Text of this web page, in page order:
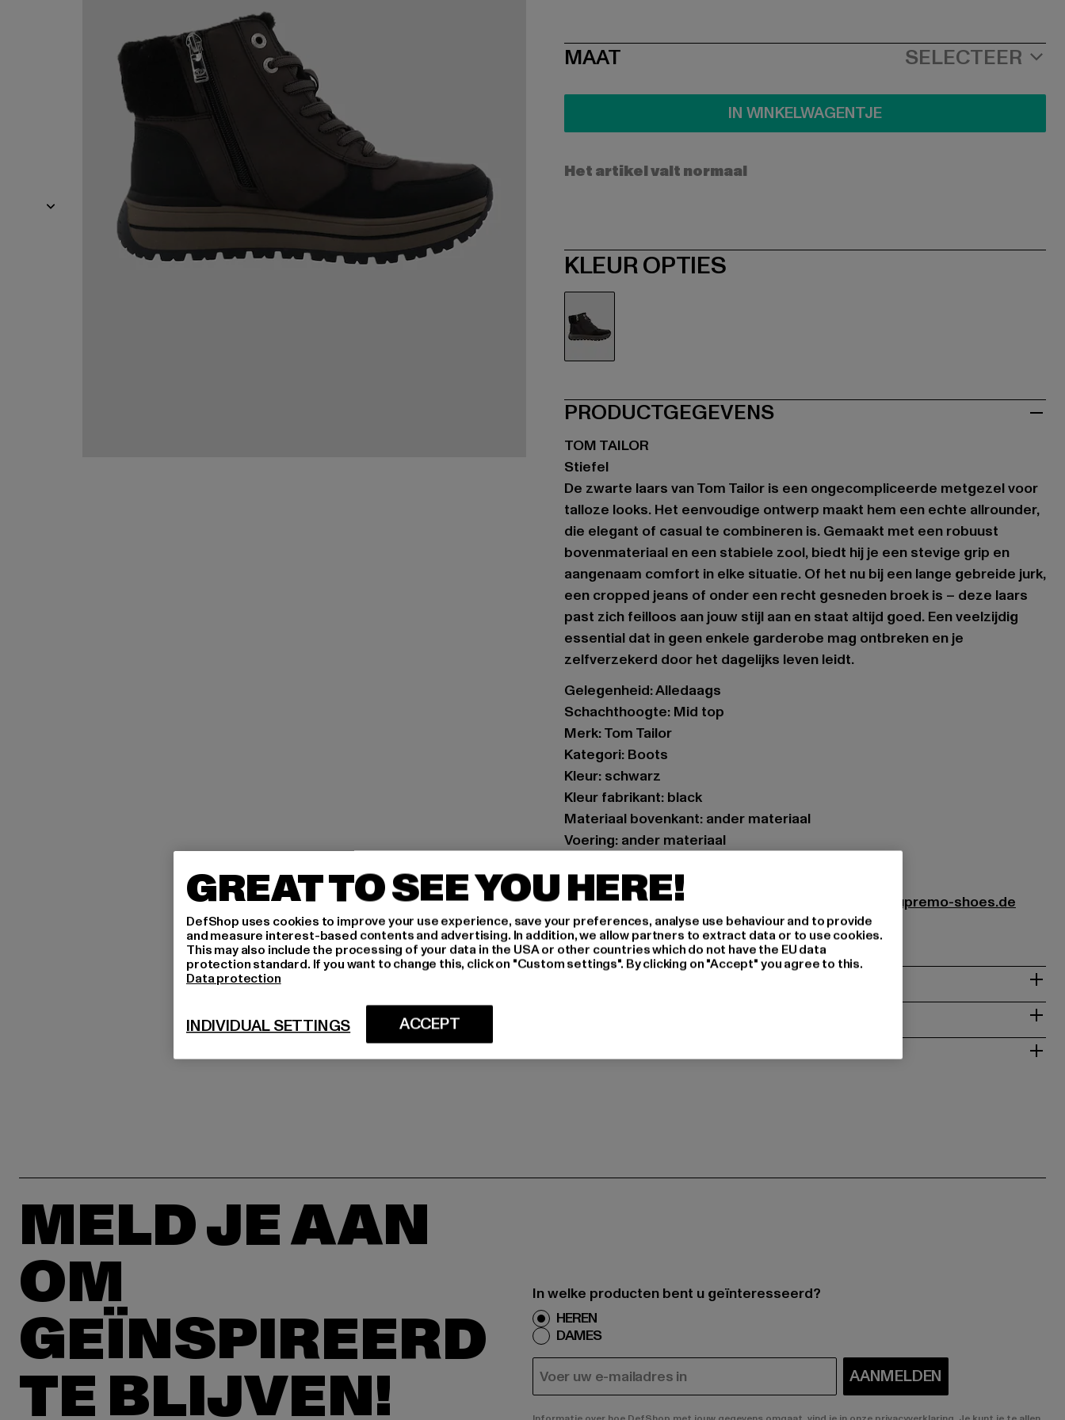
SIZE
MAAT SELECTEER
IN WINKELWAGENTJE
Het artikel valt normaal
KLEUR OPTIES
PRODUCTGEGEVENS
TOM TAILOR
Stiefel
De zwarte laars van Tom Tailor is een ongecompliceerde metgezel voor
talloze looks. Het eenvoudige ontwerp maakt hem een echte allrounder,
die elegant of casual te combineren is. Gemaakt met een robuust
bovenmateriaal en een stabiele zool, biedt hij je een stevige grip en
aangenaam comfort in elke situatie. Of het nu bij een lange gebreide jurk,
een cropped jeans of onder een recht gesneden broek is – deze laars
past zich feilloos aan jouw stijl aan en staat altijd goed. Een veelzijdig
essential dat in geen enkele garderobe mag ontbreken en je
zelfverzekerd door het dagelijks leven leidt.
Gelegenheid: Alledaags
Schachthoogte: Mid top
Merk: Tom Tailor
Kategori: Boots
Kleur: schwarz
Kleur fabrikant: black
Materiaal bovenkant: ander materiaal
Voering: ander materiaal
Fabrikant: Supremo Shoes & Boots GmbH |
info@supremo-shoes.de
Blocksbergstraße 174 | 66955 Pirmasens | DE
MAAT
MELD JE AAN
OM
GEÏNSPIREERD
TE BLIJVEN!
In welke producten bent u geïnteresseerd?
HEREN
DAMES
E-MAIL AANMELDEN
GREAT TO SEE YOU HERE!
DefShop uses cookies to improve your use experience, save your preferences, analyse use behaviour and to provide
and measure interest-based contents and advertising. In addition, we allow partners to extract data or to use cookies.
This may also include the processing of your data in the USA or other countries which do not have the EU data
protection standard. If you want to change this, click on "Custom settings". By clicking on "Accept" you agree to this.
Data protection
ACCEPT
INDIVIDUAL SETTINGS